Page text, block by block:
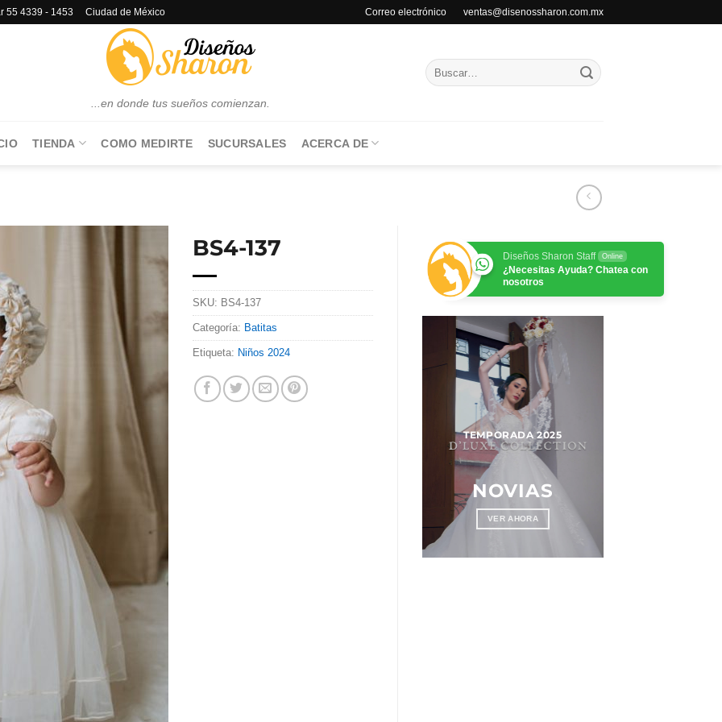
55 4339 - 1453 Ciudad de México Correo electrónico ventas@disenossharon.com.mx
...en donde tus sueños comienzan.
Buscar
por:
TIENDA COMO MEDIRTE SUCURSALES ACERCA DE
BS4-137
SKU: BS4-137
Categoría: Batitas
Etiqueta: Niños 2024
Diseños Sharon Staff Online
¿Necesitas Ayuda? Chatea con
nosotros
TEMPORADA 2025
NOVIAS
VER AHORA